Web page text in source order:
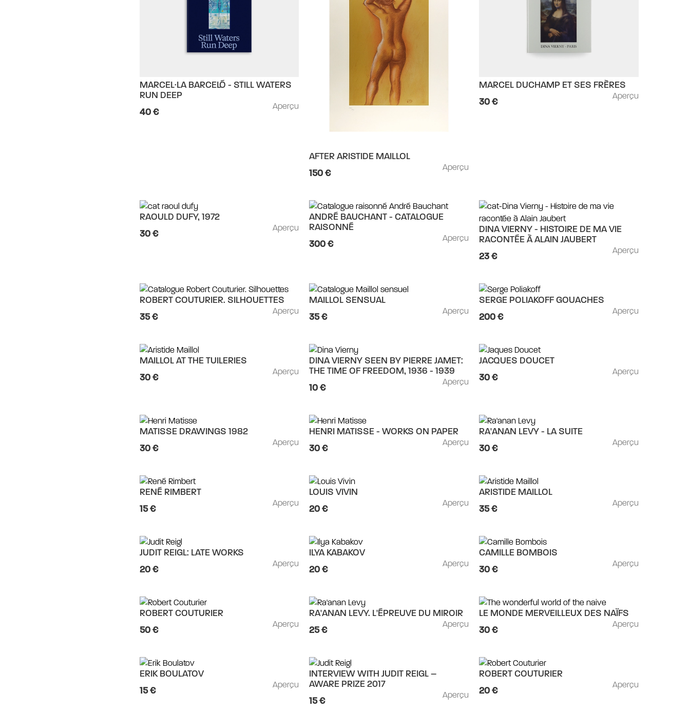
MARCEL·LA BARCELÓ - STILL WATERS
RUN DEEP
Aperçu
40 €
AFTER ARISTIDE MAILLOL
Aperçu
150 €
MARCEL DUCHAMP ET SES FRÈRES
Aperçu
30 €
RAOULD DUFY, 1972
Aperçu
30 €
ANDRÉ BAUCHANT - CATALOGUE
RAISONNÉ
Aperçu
300 €
DINA VIERNY - HISTOIRE DE MA VIE
RACONTÉE À ALAIN JAUBERT
Aperçu
23 €
ROBERT COUTURIER. SILHOUETTES
Aperçu
35 €
MAILLOL SENSUAL
Aperçu
35 €
SERGE POLIAKOFF GOUACHES
Aperçu
200 €
MAILLOL AT THE TUILERIES
Aperçu
30 €
DINA VIERNY SEEN BY PIERRE JAMET:
THE TIME OF FREEDOM, 1936 - 1939
Aperçu
10 €
JACQUES DOUCET
Aperçu
30 €
MATISSE DRAWINGS 1982
Aperçu
30 €
HENRI MATISSE - WORKS ON PAPER
Aperçu
30 €
RA'ANAN LEVY - LA SUITE
Aperçu
30 €
RENÉ RIMBERT
Aperçu
15 €
LOUIS VIVIN
Aperçu
20 €
ARISTIDE MAILLOL
Aperçu
35 €
JUDIT REIGL: LATE WORKS
Aperçu
20 €
ILYA KABAKOV
Aperçu
20 €
CAMILLE BOMBOIS
Aperçu
30 €
ROBERT COUTURIER
Aperçu
50 €
RA'ANAN LEVY. L'ÉPREUVE DU MIROIR
Aperçu
25 €
LE MONDE MERVEILLEUX DES NAÏFS
Aperçu
30 €
ERIK BOULATOV
Aperçu
15 €
INTERVIEW WITH JUDIT REIGL –
AWARE PRIZE 2017
Aperçu
15 €
ROBERT COUTURIER
Aperçu
20 €